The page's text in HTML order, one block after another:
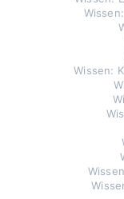
Wissen: